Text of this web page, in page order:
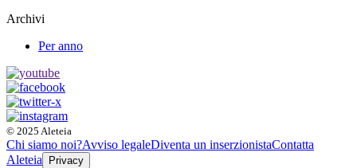
Archivi
Per anno
© 2025 Aleteia
Chi siamo noi?Avviso legaleDiventa un inserzionistaContatta
Aleteia
Privacy